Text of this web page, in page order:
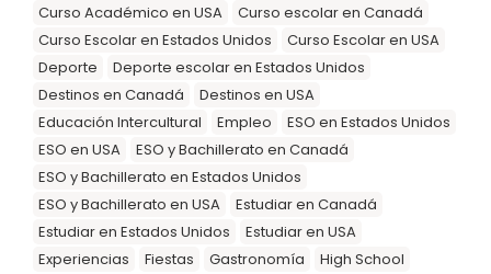
Curso Académico en USA
Curso escolar en Canadá
Curso Escolar en Estados Unidos
Curso Escolar en USA
Deporte
Deporte escolar en Estados Unidos
Destinos en Canadá
Destinos en USA
Educación Intercultural
Empleo
ESO en Estados Unidos
ESO en USA
ESO y Bachillerato en Canadá
ESO y Bachillerato en Estados Unidos
ESO y Bachillerato en USA
Estudiar en Canadá
Estudiar en Estados Unidos
Estudiar en USA
Experiencias
Fiestas Gastronomía
High School